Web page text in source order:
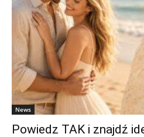
News
Powiedz TAK i znajdź